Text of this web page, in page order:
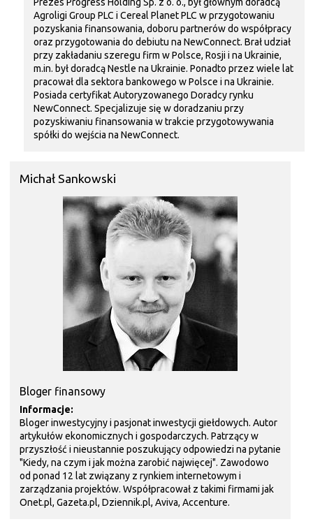
Prezes Progress Holding Sp. z o. o., był głównym doradcą
Agroligi Group PLC i Cereal Planet PLC w przygotowaniu
pozyskania finansowania, doboru partnerów do współpracy
oraz przygotowania do debiutu na NewConnect. Brał udział
przy zakładaniu szeregu firm w Polsce, Rosji i na Ukrainie,
m.in. był doradcą Nestle na Ukrainie. Ponadto przez wiele lat
pracował dla sektora bankowego w Polsce i na Ukrainie.
Posiada certyfikat Autoryzowanego Doradcy rynku
NewConnect. Specjalizuje się w doradzaniu przy
pozyskiwaniu finansowania w trakcie przygotowywania
spółki do wejścia na NewConnect.
Michał Sankowski
Bloger finansowy
Informacje:
Bloger inwestycyjny i pasjonat inwestycji giełdowych. Autor
artykułów ekonomicznych i gospodarczych. Patrzący w
przyszłość i nieustannie poszukujący odpowiedzi na pytanie
"Kiedy, na czym i jak można zarobić najwięcej". Zawodowo
od ponad 12 lat związany z rynkiem internetowym i
zarządzania projektów. Współpracował z takimi firmami jak
Onet.pl, Gazeta.pl, Dziennik.pl, Aviva, Accenture.